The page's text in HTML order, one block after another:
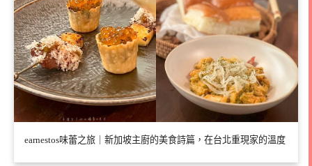
earnestos味蕾之旅｜新加坡主廚的美食詩篇，在台北重現家的溫度